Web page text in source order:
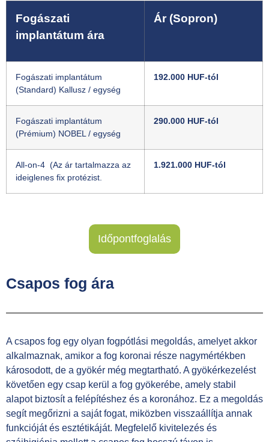
Fogászati
implantátum ára
Ár (Sopron)
Fogászati implantátum
(Standard) Kallusz / egység
192.000 HUF-tól
Fogászati implantátum
(Prémium) NOBEL / egység
290.000 HUF-tól
All-on-4 (Az ár tartalmazza az
ideiglenes fix protézist.
1.921.000 HUF-tól
Időpontfoglalás
Csapos fog ára
A csapos fog egy olyan fogpótlási megoldás, amelyet akkor
alkalmaznak, amikor a fog koronai része nagymértékben
károsodott, de a gyökér még megtartható. A gyökérkezelést
követően egy csap kerül a fog gyökerébe, amely stabil
alapot biztosít a felépítéshez és a koronához. Ez a megoldás
segít megőrizni a saját fogat, miközben visszaállítja annak
funkcióját és esztétikáját. Megfelelő kivitelezés és